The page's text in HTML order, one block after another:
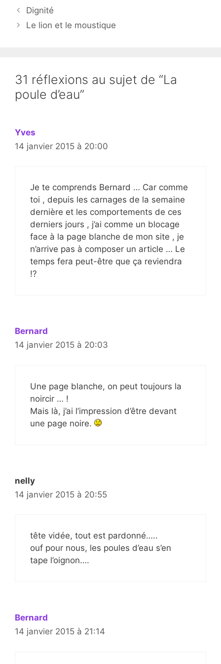
Dignité
Le lion et le moustique
31 réflexions au sujet de “La
poule d’eau”
Yves
14 janvier 2015 à 20:00
Je te comprends Bernard … Car comme
toi , depuis les carnages de la semaine
dernière et les comportements de ces
derniers jours , j’ai comme un blocage
face à la page blanche de mon site , je
n’arrive pas à composer un article … Le
temps fera peut-être que ça reviendra
!?
Bernard
14 janvier 2015 à 20:03
Une page blanche, on peut toujours la
noircir … !
Mais là, j’ai l’impression d’être devant
une page noire.
nelly
14 janvier 2015 à 20:55
tête vidée, tout est pardonné…..
ouf pour nous, les poules d’eau s’en
tape l’oignon….
Bernard
14 janvier 2015 à 21:14